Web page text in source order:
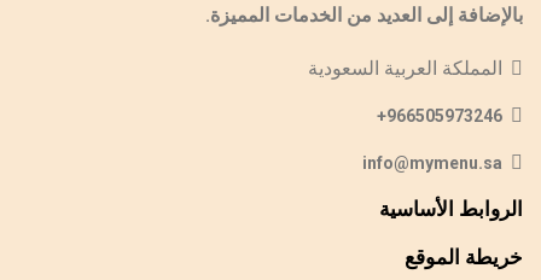
بالإضافة إلى العديد من الخدمات المميزة.
المملكة العربية السعودية
966505973246+
info@mymenu.sa
الروابط الأساسية
خريطة الموقع